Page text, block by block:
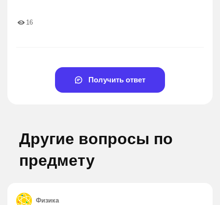
16
Получить ответ
Другие вопросы по
предмету
Физика